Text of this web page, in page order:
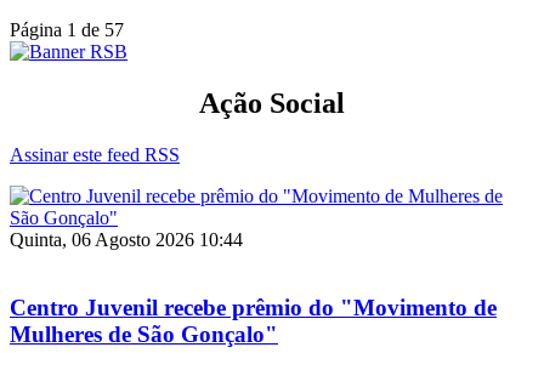
Página 1 de 57
Ação Social
Assinar este feed RSS
Quinta, 06 Agosto 2026 10:44
Centro Juvenil recebe prêmio do "Movimento de
Mulheres de São Gonçalo"